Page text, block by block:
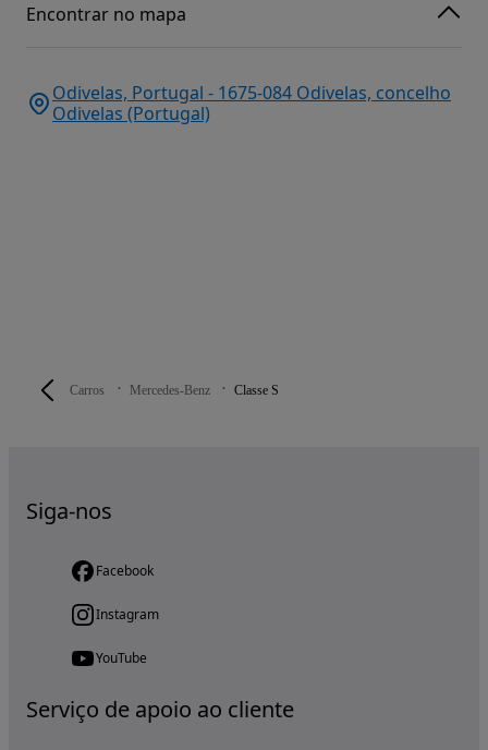
Carros Mercedes-Benz Classe S
Encontrar no mapa
Odivelas, Portugal - 1675-084 Odivelas, concelho
Odivelas (Portugal)
Siga-nos
Facebook
Instagram
YouTube
Serviço de apoio ao cliente